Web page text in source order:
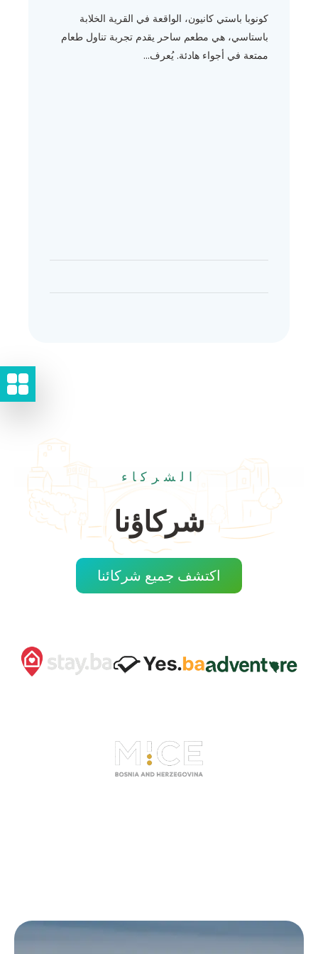
كونوبا باستي كانيون، الواقعة في القرية الخلابة
باستاسي، هي مطعم ساحر يقدم تجربة تناول طعام
ممتعة في أجواء هادئة. يُعرف...
الشركاء
شركاؤنا
اكتشف جميع شركائنا